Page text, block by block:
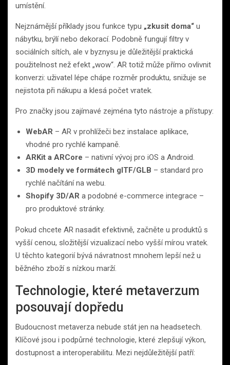
umístění.
Nejznámější příklady jsou funkce typu „zkusit doma“ u
nábytku, brýlí nebo dekorací. Podobně fungují filtry v
sociálních sítích, ale v byznysu je důležitější praktická
použitelnost než efekt „wow“. AR totiž může přímo ovlivnit
konverzi: uživatel lépe chápe rozměr produktu, snižuje se
nejistota při nákupu a klesá počet vratek.
Pro značky jsou zajímavé zejména tyto nástroje a přístupy:
WebAR – AR v prohlížeči bez instalace aplikace,
vhodné pro rychlé kampaně.
ARKit a ARCore – nativní vývoj pro iOS a Android.
3D modely ve formátech glTF/GLB – standard pro
rychlé načítání na webu.
Shopify 3D/AR a podobné e-commerce integrace –
pro produktové stránky.
Pokud chcete AR nasadit efektivně, začněte u produktů s
vyšší cenou, složitější vizualizací nebo vyšší mírou vratek.
U těchto kategorií bývá návratnost mnohem lepší než u
běžného zboží s nízkou marží.
Technologie, které metaverzum
posouvají dopředu
Budoucnost metaverza nebude stát jen na headsetech.
Klíčové jsou i podpůrné technologie, které zlepšují výkon,
dostupnost a interoperabilitu. Mezi nejdůležitější patří: